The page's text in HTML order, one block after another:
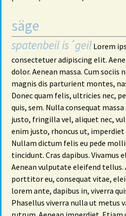
säge
spatenbeil is´geil Lorem
consectetuer adipiscing elit.
dolor. Aenean massa. Cum sociis
magnis dis parturient montes,
Donec quam felis, ultricies nec,
quis, sem. Nulla consequat
justo, fringilla vel, aliquet nec,
enim justo, rhoncus ut, imperdiet
Nullam dictum felis eu pede
tincidunt. Cras dapibus. Vivamus
Aenean vulputate eleifend tellus.
porttitor eu, consequat vitae,
lorem ante, dapibus in, viverra
Phasellus viverra nulla ut metus